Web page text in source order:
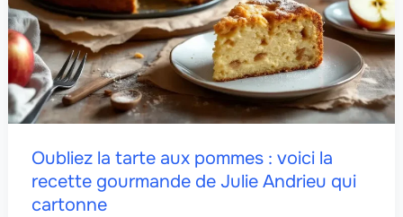
Oubliez la tarte aux pommes : voici la
recette gourmande de Julie Andrieu qui
cartonne